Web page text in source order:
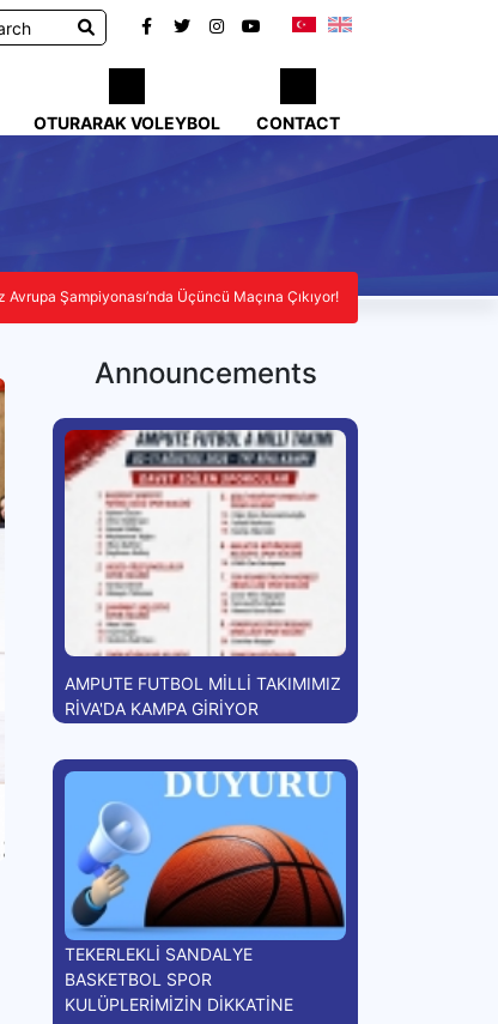
OTURARAK VOLEYBOL CONTACT
Avrupa Şampiyonası’nda Üçüncü Maçına Çıkıyor!
Announcements
AMPUTE FUTBOL MİLLİ TAKIMIMIZ
RİVA'DA KAMPA GİRİYOR
TEKERLEKLİ SANDALYE
BASKETBOL SPOR
KULÜPLERİMİZİN DİKKATİNE